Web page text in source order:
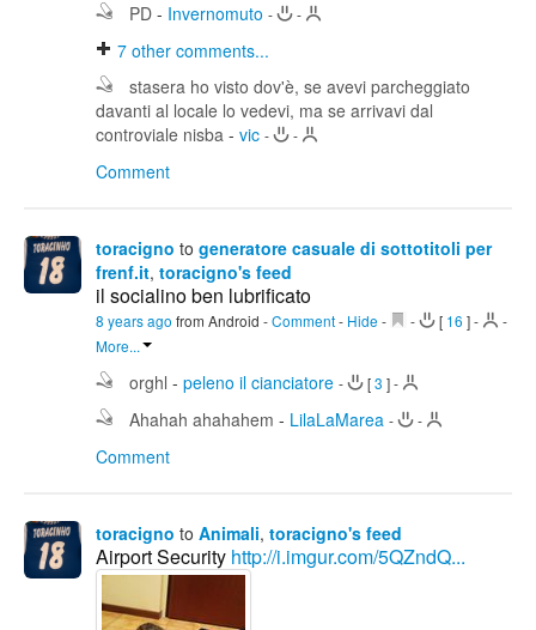
PD - Invernomuto - -
7 other comments...
stasera ho visto dov'è, se avevi parcheggiato
davanti al locale lo vedevi, ma se arrivavi dal
controviale nisba - vic - -
Comment
toracigno to generatore casuale di sottotitoli per
frenf.it, toracigno's feed
il socialino ben lubrificato
8 years ago from Android -Comment- Hide - - [ 16 ]-
-
More...
orghl - peleno il cianciatore - [3 ]-
Ahahah ahahahem - LilaLaMarea - -
Comment
toracigno to Animali, toracigno's feed
Airport Security http://i.imgur.com/5QZndQ...